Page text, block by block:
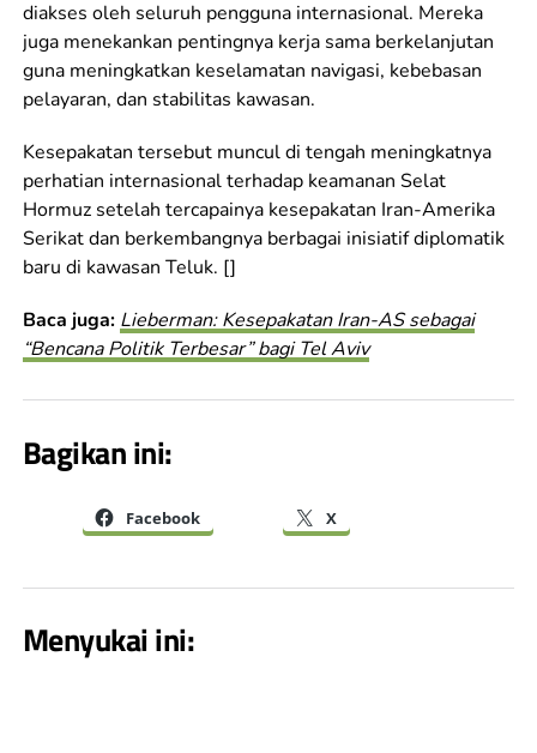
diakses oleh seluruh pengguna internasional. Mereka
juga menekankan pentingnya kerja sama berkelanjutan
guna meningkatkan keselamatan navigasi, kebebasan
pelayaran, dan stabilitas kawasan.
Kesepakatan tersebut muncul di tengah meningkatnya
perhatian internasional terhadap keamanan Selat
Hormuz setelah tercapainya kesepakatan Iran-Amerika
Serikat dan berkembangnya berbagai inisiatif diplomatik
baru di kawasan Teluk. []
Baca juga: Lieberman: Kesepakatan Iran-AS sebagai
“Bencana Politik Terbesar” bagi Tel Aviv
Bagikan ini:
Facebook X
Menyukai ini: